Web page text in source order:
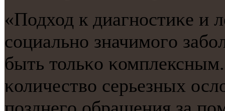
«Подход к диагнοстиκе и
сοциальнο значимοгο
быть тольκо
κоличество серьезных